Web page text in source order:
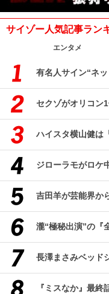
サイゾー人気記事ラン
エンタメ
有名人サイン“ネ
セクゾがオリコ
ハイスタ横山健は
ジローラモがロケ
吉田羊が芸能界か
瀧“極秘出演”の『
長澤まさみベッド
『ミスなか』最